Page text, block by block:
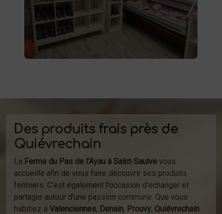
d'autres produits fermiers vous attendent.
Profitez de la vente directe de
produits
d'épicerie
à la ferme ou de notre service de
livraison.
Des produits frais près de
Quiévrechain
La Ferme du Pas de l’Ayau à Saint-Saulve vous
accueille afin de vous faire découvrir ses produits
fermiers. C’est également l'occasion d’échanger et
partager autour d’une passion commune. Que vous
habitiez à Valenciennes, Denain, Prouvy, Quiévrechain